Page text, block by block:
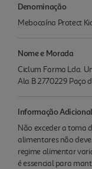
Denominação
Mebocaína Protect
Nome e Morada
Ciclum Farma Lda.
Ala B 2770229 Paço
Informação Adicional
Não exceder a toma
alimentares não
regime alimentar
é essencial para